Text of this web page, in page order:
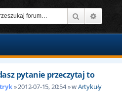
Szukaj
pytanie przeczytaj to
» 2012-07-15, 20:54 » wArtykuły